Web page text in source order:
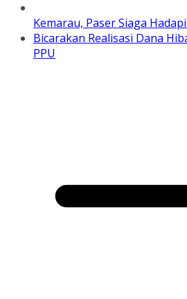
Kemarau, Paser Siaga
Bicarakan Realisasi Dana
PPU